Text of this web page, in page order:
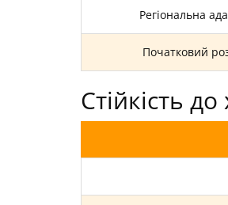
Регіональна
Початковий
Стійкість